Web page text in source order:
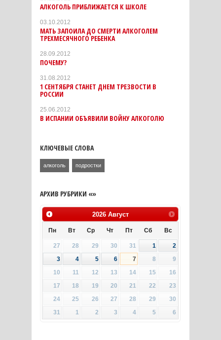
АЛКОГОЛЬ ПРИБЛИЖАЕТСЯ К ШКОЛЕ
03.10.2012
МАТЬ ЗАПОИЛА ДО СМЕРТИ АЛКОГОЛЕМ
ТРЕХМЕСЯЧНОГО РЕБЕНКА
28.09.2012
ПОЧЕМУ?
31.08.2012
1 СЕНТЯБРЯ СТАНЕТ ДНЕМ ТРЕЗВОСТИ В
РОССИИ
25.06.2012
В ИСПАНИИ ОБЪЯВИЛИ ВОЙНУ АЛКОГОЛЮ
КЛЮЧЕВЫЕ СЛОВА
алкоголь подростки
АРХИВ РУБРИКИ «»
2026 Август
Пн Вт Ср Чт Пт Сб Вс
27 28 29 30 31 1
2
3
4 5 6 7 8
9
10
11 12 13 14 15
16
17
18 19 20 21 22
23
24
25 26 27 28 29
30
31
1 2 3 4 5 6